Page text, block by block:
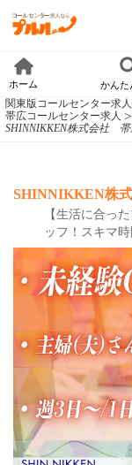
ホーム かんた
関東版コールセンター求
帯広コールセンター求人
SHINNIKKEN株式会社 帯
SHINNIKKEN株
【生活に合っ
ッフ！スキマ
両立できる環